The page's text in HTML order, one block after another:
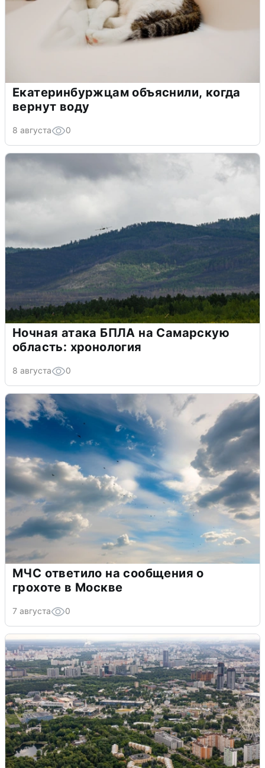
Екатеринбуржцам объяснили, когда
вернут воду
8 августа 0
Ночная атака БПЛА на Самарскую
область: хронология
8 августа 0
МЧС ответило на сообщения о
грохоте в Москве
7 августа 0